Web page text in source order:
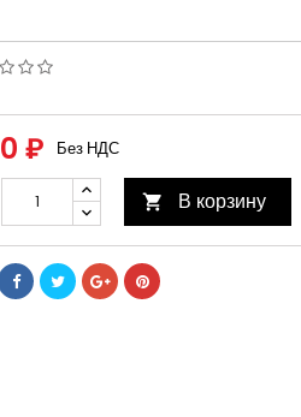
₽ Без НДС
 В корзину